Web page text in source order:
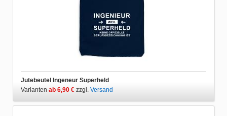
Jutebeutel Ingeneur Superheld
Varianten ab 6,90 € zzgl. Versand